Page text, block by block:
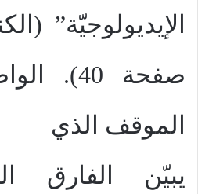
الإيديولوجيّة”
صفحة
الموقف الذي
يبيّن الفارق